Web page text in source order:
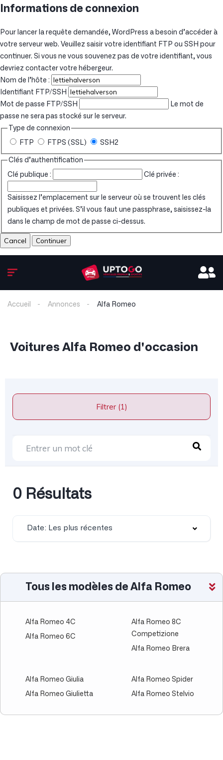
Informations de connexion
Pour lancer la requête demandée, WordPress a besoin d’accéder à
votre serveur web. Veuillez saisir votre identifiant FTP ou SSH pour
continuer. Si vous ne vous souvenez pas de votre identifiant, vous
devriez contacter votre hébergeur.
Nom de l’hôte :
Identifiant FTP/SSH
Mot de passe FTP/SSH
Le mot de
passe ne sera pas stocké sur le serveur.
Type de connexion
FTP FTPS (SSL) SSH2
Clés d’authentification
Clé publique : Clé privée :
Saisissez l’emplacement sur le serveur où se trouvent les clés
publiques et privées. S’il vous faut une passphrase, saisissez-la
dans le champ de mot de passe ci-dessus.
Cancel
Accueil Annonces Alfa Romeo
Voitures Alfa Romeo d'occasion
Filtrer (1)
0 Résultats
Date: Les plus récentes
Tous les modèles de Alfa Romeo
Alfa Romeo 4C
Alfa Romeo 6C
Alfa Romeo 8C
Competizione
Alfa Romeo Brera
Alfa Romeo Giulia
Alfa Romeo Giulietta
Alfa Romeo Spider
Alfa Romeo Stelvio